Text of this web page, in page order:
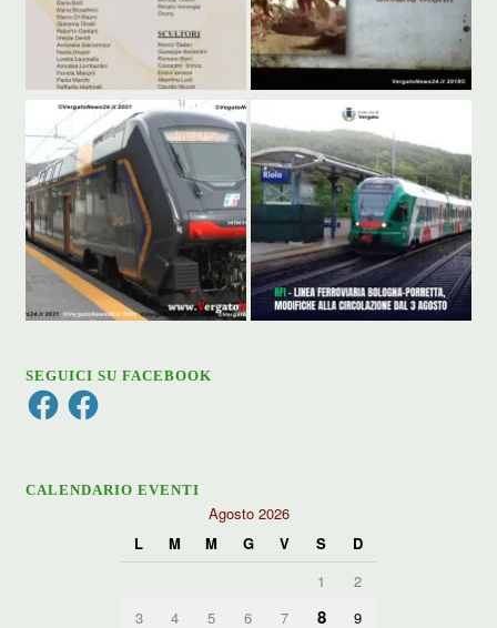
SEGUICI SU FACEBOOK
FacebookFacebook
CALENDARIO EVENTI
Agosto 2026
L
M M G V S
D
1
2
3
4 5 6 7 8
9